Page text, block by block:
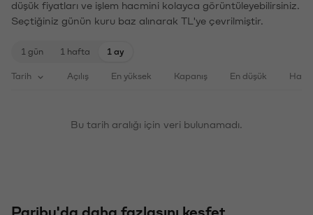
düşük fiyatları ve işlem hacmini kolayca görüntüleyebilirsiniz.
Seçtiğiniz günün kuru baz alınarak TL'ye çevrilmiştir.
1 gün 1 hafta 1 ay
Tarih Açılış En yüksek Kapanış En düşük
Bu tarih aralığı için veri bulunamadı.